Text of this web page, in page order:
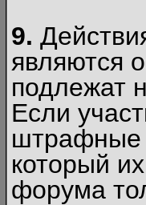
9.
являются
подлежат
Если
штрафные
который
форума